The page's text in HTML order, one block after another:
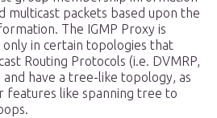
multicast packets based upon the
The IGMP Proxy is
in certain topologies that
Routing Protocols (i.e. DVMRP,
and have a tree-like topology, as
like spanning tree to